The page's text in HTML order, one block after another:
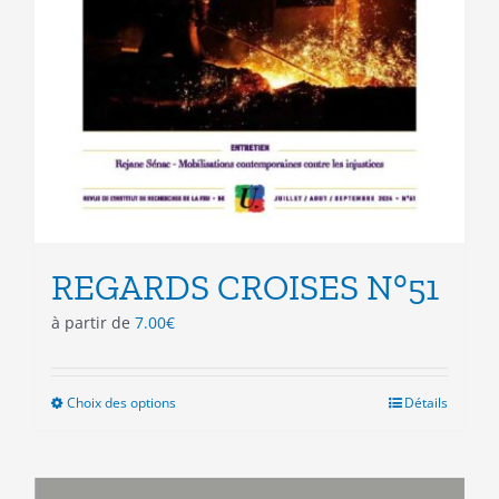
REGARDS CROISES N°51
à partir de 7.00€
Choix des optionsCe
plusieurs
Détails